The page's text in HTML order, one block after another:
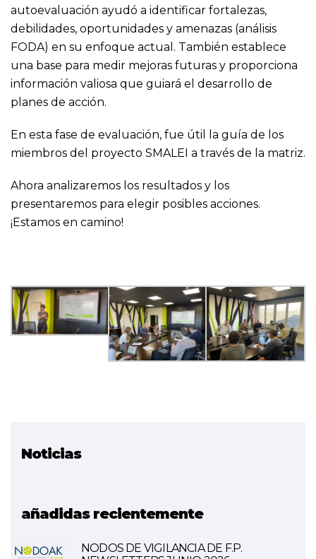
autoevaluación ayudó a identificar fortalezas,
debilidades, oportunidades y amenazas (análisis
FODA) en su enfoque actual. También establece
una base para medir mejoras futuras y proporciona
información valiosa que guiará el desarrollo de
planes de acción.
En esta fase de evaluación, fue útil la guía de los
miembros del proyecto SMALEI a través de la matriz.
Ahora analizaremos los resultados y los
presentaremos para elegir posibles acciones.
¡Estamos en camino!
Noticias
añadidas recientemente
NODOS DE VIGILANCIA DE F.P.